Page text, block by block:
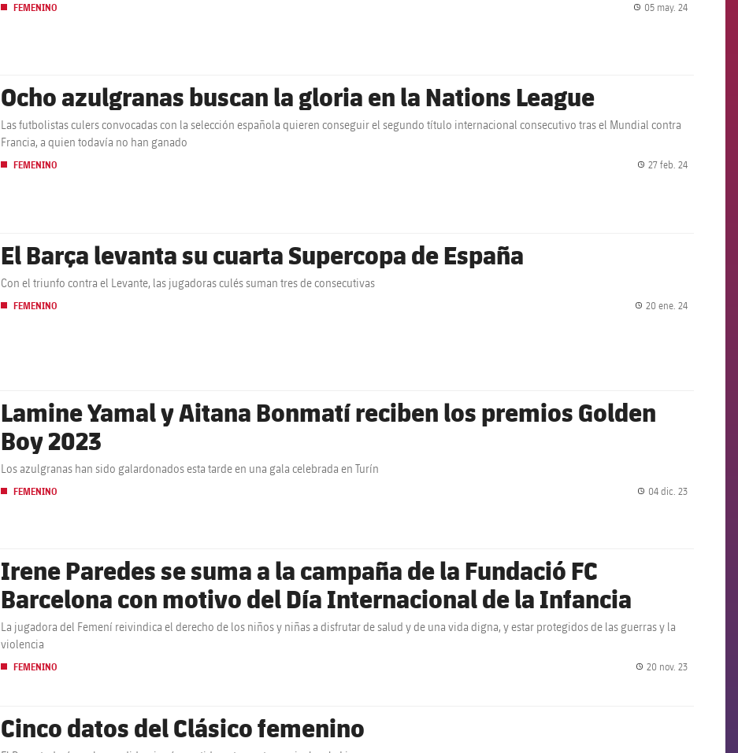
FEMENINO 05 may. 24
Ocho azulgranas buscan la gloria en la Nations League
Las futbolistas culers convocadas con la selección española quieren conseguir el segundo título internacional consecutivo tras el Mundial contra
Francia, a quien todavía no han ganado
FEMENINO 27 feb. 24
El Barça levanta su cuarta Supercopa de España
Con el triunfo contra el Levante, las jugadoras culés suman tres de consecutivas
FEMENINO 20 ene. 24
Lamine Yamal y Aitana Bonmatí reciben los premios Golden
Boy 2023
Los azulgranas han sido galardonados esta tarde en una gala celebrada en Turín
FEMENINO 04 dic. 23
Irene Paredes se suma a la campaña de la Fundació FC
Barcelona con motivo del Día Internacional de la Infancia
La jugadora del Femení reivindica el derecho de los niños y niñas a disfrutar de salud y de una vida digna, y estar protegidos de las guerras y la
violencia
FEMENINO 20 nov. 23
Cinco datos del Clásico femenino